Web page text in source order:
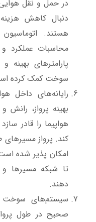
در حمل و نقل
دنبال کاهش
هستند.
محاسبات عملکرد و
پارامترهای
سوخت کمک کرده
رایانه‌های داخل
بهینه پرواز، رانش
هواپیما را قادر
کند. پرواز مسیرهای
امکان پذیر شده
تا شبکه مسیرها
دهند.
سیستم‌های سوخت
صحیح در طول